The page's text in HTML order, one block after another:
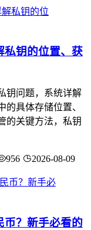
私钥的位置、获
钥问题，系统详解
的具体存储位置、
的关键方法，私钥
956 2026-08-09
币？新手必看的